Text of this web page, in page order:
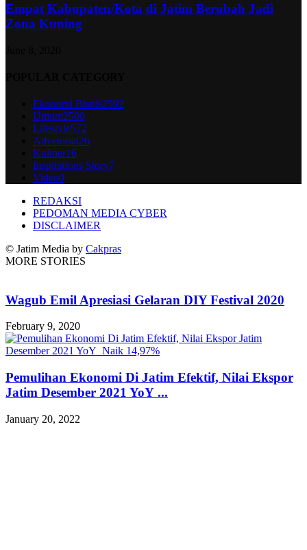
Empat Kabupaten/Kota di Jatim Berubah Jadi
Zona Kuning
Ekonomi Bisnis2592
Umum2500
Lifestyle572
Advetorial26
Kuliner16
Inspirations Story7
Video0
REDAKSI
PEDOMAN MEDIA CYBER
DISCLAIMER
© Jatim Media by Cakpras
MORE STORIES
Wagub Emil Apresiasi Gelaran DIY Festival 2020
February 9, 2020
Pemulihan Ekonomi Di Jatim Efektif, Nilai Ekspor
Jatim Desember 2021 YoY ...
January 20, 2022